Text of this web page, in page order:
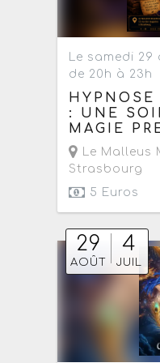
Le samedi 29
de 20h à 23h
HYPNOSE
: UNE
MAGIE
Le Malleus
Strasbourg
5 Euros
29
AOÛT
4
JUIL